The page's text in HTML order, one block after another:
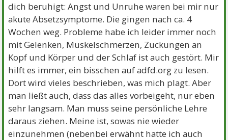
dich beruhigt: Angst und Unruhe waren bei mir nur
akute Absetzsymptome. Die gingen nach ca. 4
Wochen weg. Probleme habe ich leider immer noch
mit Gelenken, Muskelschmerzen, Zuckungen an
Kopf und Körper und der Schlaf ist auch gestört. Mir
hilft es immer, ein bisschen auf adfd.org zu lesen.
Dort wird vieles beschrieben, was mich plagt. Aber
man ließt auch, dass das alles vorbeigeht, nur eben
sehr langsam. Man muss seine persönliche Lehre
daraus ziehen. Meine ist, sowas nie wieder
einzunehmen (nebenbei erwähnt hatte ich auch